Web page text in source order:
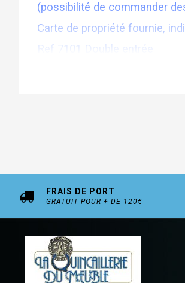
(possibilité de commander
Carte de propriété fournie,
Ref 7101 Double entrée
En option : S'entrouvrant et
FRAIS DE PORT
GRATUIT POUR + DE 120€